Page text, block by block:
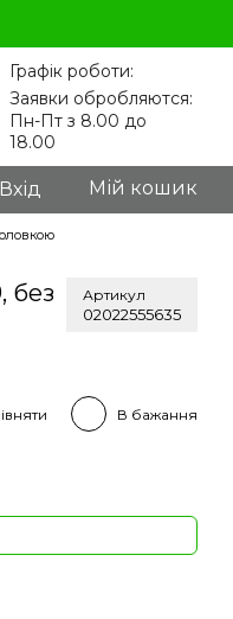
Графік роботи:
Заявки обробляются:
Пн-Пт з 8.00 до
18.00
Вхід Мій кошик
без
Артикул
02022555635
В бажання